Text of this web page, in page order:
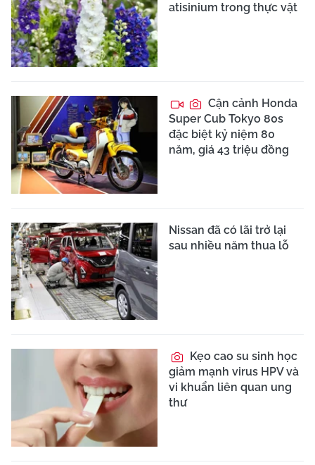
atisinium trong thực vật
Cận cảnh Honda
Super Cub Tokyo 80s
đặc biệt kỷ niệm 80
năm, giá 43 triệu đồng
Nissan đã có lãi trở lại
sau nhiều năm thua lỗ
Kẹo cao su sinh học
giảm mạnh virus HPV và
vi khuẩn liên quan ung
thư